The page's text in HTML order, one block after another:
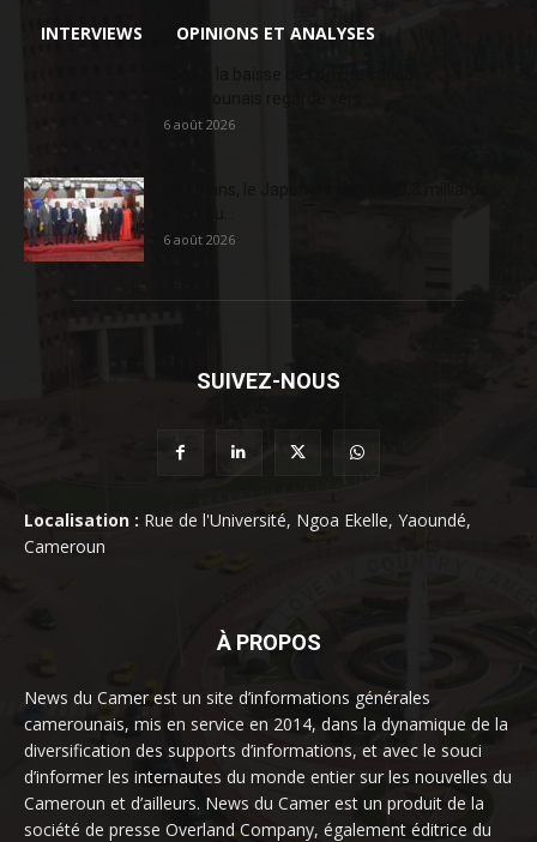
INTERVIEWS OPINIONS ET ANALYSES
6 août 2026
6 août 2026
SUIVEZ-NOUS
Localisation : Rue de l'Université, Ngoa Ekelle, Yaoundé,
Cameroun
À PROPOS
News du Camer est un site d’informations générales
camerounais, mis en service en 2014, dans la dynamique de la
diversification des supports d’informations, et avec le souci
d’informer les internautes du monde entier sur les nouvelles du
Cameroun et d’ailleurs. News du Camer est un produit de la
société de presse Overland Company, également éditrice du